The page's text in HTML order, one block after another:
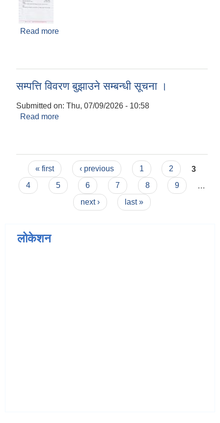
Read more
सम्पत्ति विवरण बुझाउने सम्बन्धी सूचना ।
Submitted on: Thu, 07/09/2026 - 10:58
Read more
Pages
« first ‹ previous 1 2
3
4
5 6 7 8 9
next ›
last »
लोकेशन